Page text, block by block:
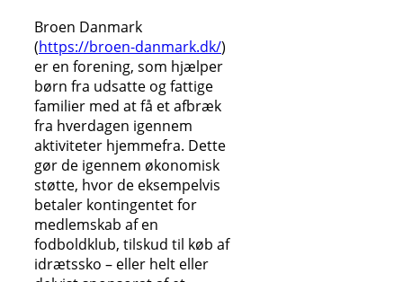
Broen Danmark
(https://broen-danmark.dk/)
er en forening, som hjælper
børn fra udsatte og fattige
familier med at få et afbræk
fra hverdagen igennem
aktiviteter hjemmefra. Dette
gør de igennem økonomisk
støtte, hvor de eksempelvis
betaler kontingentet for
medlemskab af en
fodboldklub, tilskud til køb af
idrætssko – eller helt eller